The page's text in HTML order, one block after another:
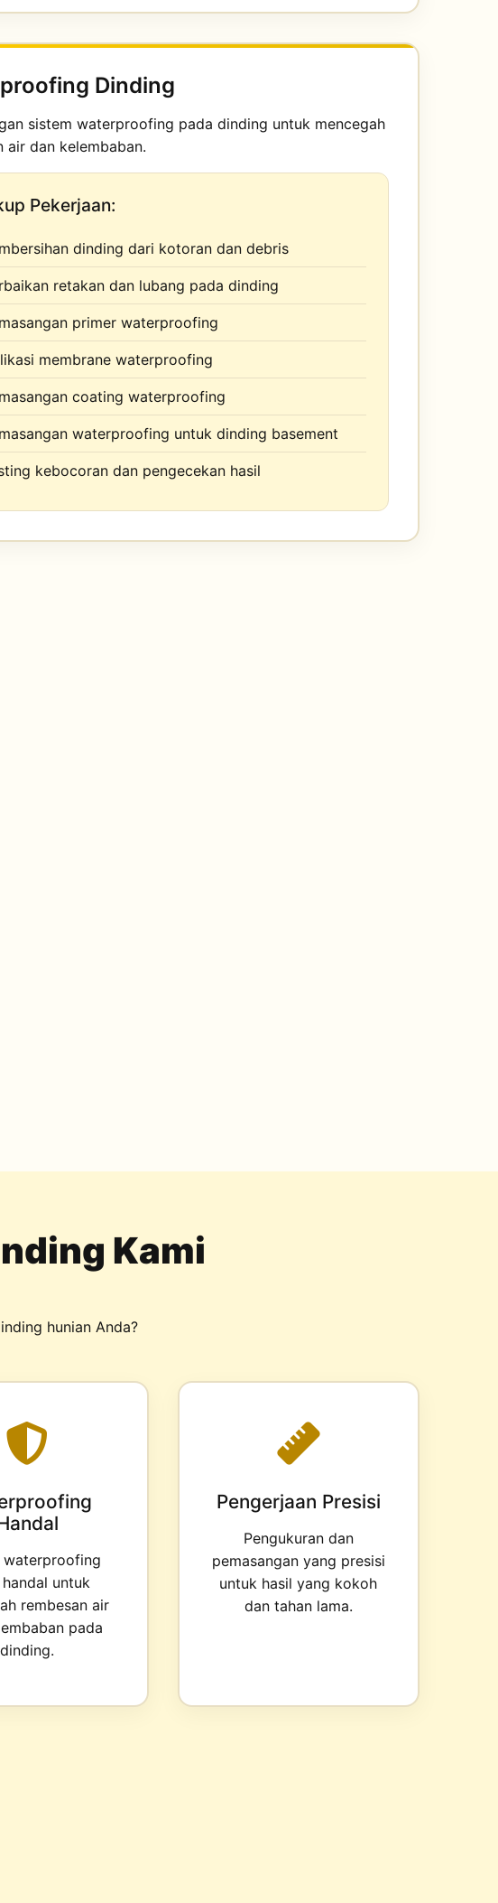
Dinding
sistem waterproofing pada dinding untuk mencegah
air dan kelembaban.
Pekerjaan:
dinding dari kotoran dan debris
retakan dan lubang pada dinding
primer waterproofing
membrane waterproofing
coating waterproofing
waterproofing untuk dinding basement
kebocoran dan pengecekan hasil
Kami
hunian Anda?
waterproofing
untuk
rembesan air
pada
dinding.
Pengerjaan Presisi
Pengukuran dan
pemasangan yang presisi
untuk hasil yang kokoh
dan tahan lama.